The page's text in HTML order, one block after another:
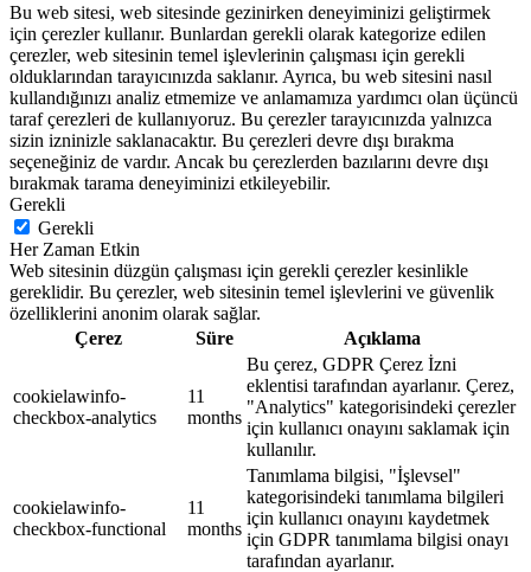
Bu web sitesi, web sitesinde gezinirken deneyiminizi geliştirmek
için çerezler kullanır. Bunlardan gerekli olarak kategorize edilen
çerezler, web sitesinin temel işlevlerinin çalışması için gerekli
olduklarından tarayıcınızda saklanır. Ayrıca, bu web sitesini nasıl
kullandığınızı analiz etmemize ve anlamamıza yardımcı olan üçüncü
taraf çerezleri de kullanıyoruz. Bu çerezler tarayıcınızda yalnızca
sizin izninizle saklanacaktır. Bu çerezleri devre dışı bırakma
seçeneğiniz de vardır. Ancak bu çerezlerden bazılarını devre dışı
bırakmak tarama deneyiminizi etkileyebilir.
Gerekli
Gerekli
Her Zaman Etkin
Web sitesinin düzgün çalışması için gerekli çerezler kesinlikle
gereklidir. Bu çerezler, web sitesinin temel işlevlerini ve güvenlik
özelliklerini anonim olarak sağlar.
Çerez
Süre Açıklama
cookielawinfo-
checkbox-analytics
11
months
Bu çerez, GDPR Çerez İzni
eklentisi tarafından ayarlanır. Çerez,
"Analytics" kategorisindeki çerezler
için kullanıcı onayını saklamak için
kullanılır.
cookielawinfo-
checkbox-functional
11
months
Tanımlama bilgisi, "İşlevsel"
kategorisindeki tanımlama bilgileri
için kullanıcı onayını kaydetmek
için GDPR tanımlama bilgisi onayı
tarafından ayarlanır.